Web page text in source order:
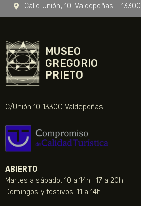
Calle Unión, 10. Valdepeñas - 13300
MUSEO
GREGORIO
PRIETO
C/Unión 10 13300 Valdepeñas
ABIERTO
Martes a sábado: 10 a 14h | 17 a 20h
Domingos y festivos: 11 a 14h